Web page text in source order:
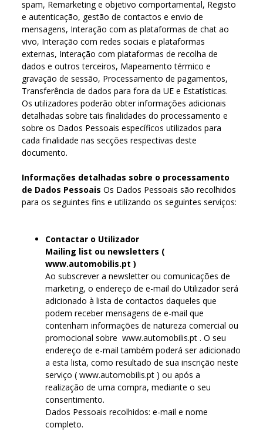
spam, Remarketing e objetivo comportamental, Registo
e autenticação, gestão de contactos e envio de
mensagens, Interação com as plataformas de chat ao
vivo, Interação com redes sociais e plataformas
externas, Interação com plataformas de recolha de
dados e outros terceiros, Mapeamento térmico e
gravação de sessão, Processamento de pagamentos,
Transferência de dados para fora da UE e Estatísticas.
Os utilizadores poderão obter informações adicionais
detalhadas sobre tais finalidades do processamento e
sobre os Dados Pessoais específicos utilizados para
cada finalidade nas secções respectivas deste
documento.
Informações detalhadas sobre o processamento
de Dados PessoaisOs Dados Pessoais são recolhidos
para os seguintes fins e utilizando os seguintes serviços:
Contactar o Utilizador
Mailing list ou newsletters (
www.automobilis.pt )
Ao subscrever a newsletter ou comunicações de
marketing, o endereço de e-mail do Utilizador será
adicionado à lista de contactos daqueles que
podem receber mensagens de e-mail que
contenham informações de natureza comercial ou
promocional sobre www.automobilis.pt . O seu
endereço de e-mail também poderá ser adicionado
a esta lista, como resultado de sua inscrição neste
serviço ( www.automobilis.pt ) ou após a
realização de uma compra, mediante o seu
consentimento.
Dados Pessoais recolhidos: e-mail e nome
completo.